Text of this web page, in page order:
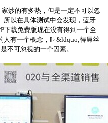
的有多热，但是一定不可以忽
所以在具体测试中会发现，蓝牙
下载免费版现在没有得到一个全
人有一个概念，叫&ldquo;得屌丝
视的一个因素。